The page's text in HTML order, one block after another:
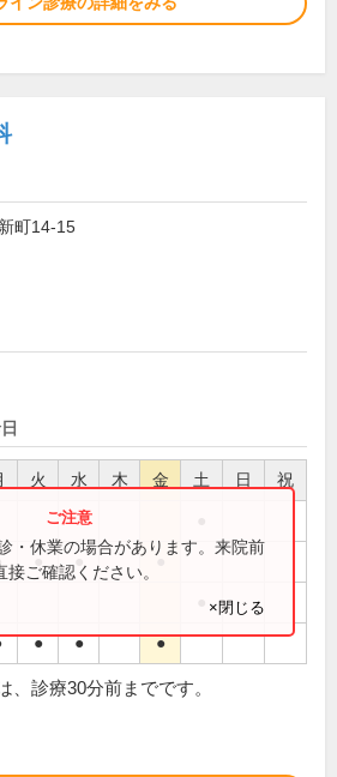
町14-15
火 水 木 金 土 日 祝
● ● ●
● ● ●
・休業の場合があります。来院前
ご確認ください。
×閉じる
、診療30分前までです。